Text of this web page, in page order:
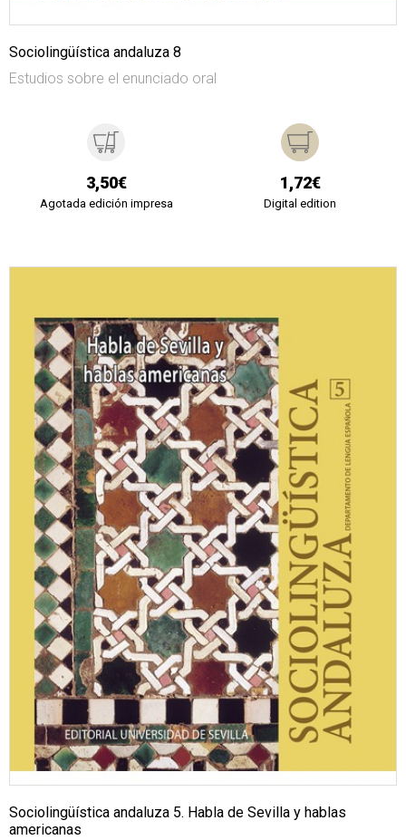
Sociolingüística andaluza 8
Estudios sobre el enunciado oral
3,50€
Agotada edición impresa
1,72€
Digital edition
Sociolingüística andaluza 5. Habla de Sevilla y hablas
americanas